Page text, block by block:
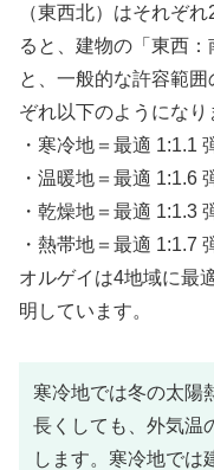
（東西北）はそれぞ
ると、建物の「東西：
と、一般的な許容範
ぞれ以下のようになり
・寒冷地＝最適 1:1.1
・温暖地＝最適 1:1.6
・乾燥地＝最適 1:1.3
・熱帯地＝最適 1:1.7
オルゲイは4地域に最
明しています。
寒冷地では冬の太陽
長くしても、外気温
します。寒冷地では